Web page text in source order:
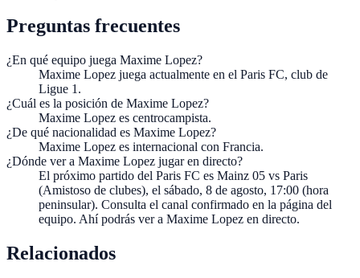
Preguntas frecuentes
¿En qué equipo juega Maxime Lopez?
Maxime Lopez juega actualmente en el Paris FC, club de
Ligue 1.
¿Cuál es la posición de Maxime Lopez?
Maxime Lopez es centrocampista.
¿De qué nacionalidad es Maxime Lopez?
Maxime Lopez es internacional con Francia.
¿Dónde ver a Maxime Lopez jugar en directo?
El próximo partido del Paris FC es Mainz 05 vs Paris
(Amistoso de clubes), el sábado, 8 de agosto, 17:00 (hora
peninsular). Consulta el canal confirmado en la página del
equipo. Ahí podrás ver a Maxime Lopez en directo.
Relacionados